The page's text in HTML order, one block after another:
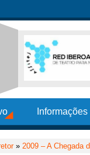
» 2009 – A Chegada